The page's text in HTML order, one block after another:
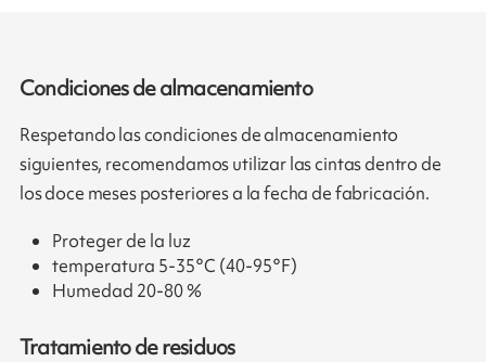
Condiciones de almacenamiento
Respetando las condiciones de almacenamiento
siguientes, recomendamos utilizar las cintas dentro de
los doce meses posteriores a la fecha de fabricación.
Proteger de la luz
temperatura 5-35°C (40-95°F)
Humedad 20-80 %
Tratamiento de residuos